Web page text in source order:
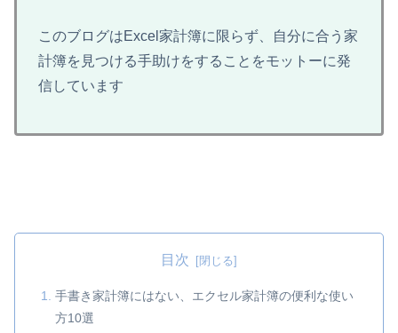
このブログはExcel家計簿に限らず、自分に合う家
計簿を見つける手助けをすることをモットーに発
信しています
目次
手書き家計簿にはない、エクセル家計簿の便利な使い
方10選